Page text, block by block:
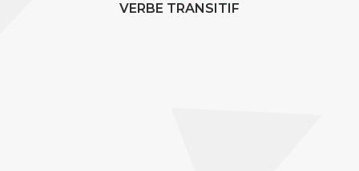
VERBE TRANSITIF